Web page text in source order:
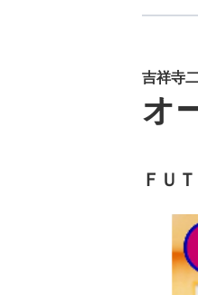
吉祥寺
オ
ＦＵ